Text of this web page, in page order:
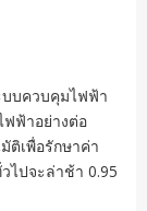
บบควบคุมไฟฟ้า
ฟฟ้าอย่างต่อ
ติเพื่อรักษาค่า
ไปจะล่าช้า 0.95